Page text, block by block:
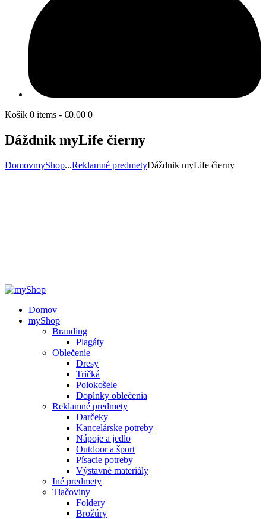
Košík 0 items - €0.00 0
Dáždnik myLife čierny
DomovmyShop...Reklamné predmetyDáždnik myLife čierny
Domov
myShop
Branding
Plagáty
Oblečenie
Dresy
Tričká
Polokošele
Doplnky oblečenia
Reklamné predmety
Darčeky
Kancelárske potreby
Nápoje a jedlo
Outdoor a šport
Písacie potreby
Výstavné materiály
Iné predmety
Tlačoviny
Foldery
Brožúry